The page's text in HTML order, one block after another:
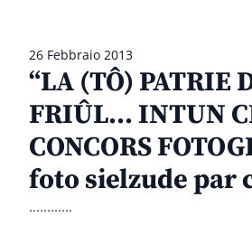
26 Febbraio 2013
“LA (TÔ) PATRIE
FRIÛL… INTUN
CONCORS
foto sielzude par
............